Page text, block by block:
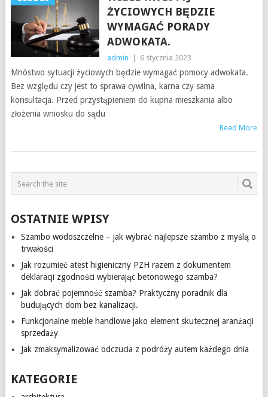
ŻYCIOWYCH BĘDZIE
WYMAGAĆ PORADY
ADWOKATA.
admin 6 stycznia 2023
Mnóstwo sytuacji życiowych będzie wymagać pomocy adwokata.
Bez względu czy jest to sprawa cywilna, karna czy sama
konsultacja. Przed przystąpieniem do kupna mieszkania albo
złożenia wniosku do sądu
Read More
OSTATNIE WPISY
Szambo wodoszczelne – jak wybrać najlepsze szambo z myślą o
trwałości
Jak rozumieć atest higieniczny PZH razem z dokumentem
deklaracji zgodności wybierając betonowego szamba?
Jak dobrać pojemność szamba? Praktyczny poradnik dla
budujących dom bez kanalizacji.
Funkcjonalne meble handlowe jako element skutecznej aranżacji
sprzedaży
Jak zmaksymalizować odczucia z podróży autem każdego dnia
KATEGORIE